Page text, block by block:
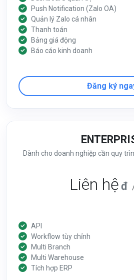
Push Notification (Zalo OA)
Quản lý Zalo cá nhân
Thanh toán
Bảng giá động
Báo cáo kinh doanh
Đăng ký
Dành cho doanh nghiệp cần quy
Liên hệ đ
API
Workflow tùy chỉnh
Multi Branch
Multi Warehouse
Tích hợp ERP